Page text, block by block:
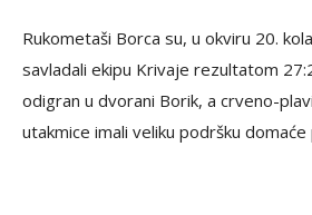
Rukometaši Borca su, u okviru 20.
savladali ekipu Krivaje rezultatom
odigran u dvorani Borik, a crveno-
utakmice imali veliku podršku domaće